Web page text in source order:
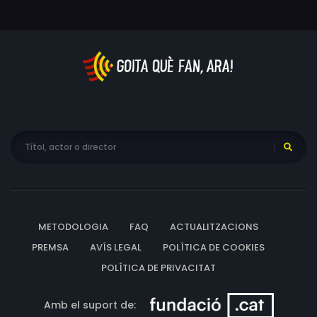
Montalier, Antoine Suarez-Pazos, Isabelle Côte Willems,
Emmanuel Dehaene, Vincent Pietton, Thomas Hochart,
Masiero, Affif Ben Badra, Clara Welzer, Lydie Bacoul,
Debreyne, Jack Claudany, Laura Masci, Hélène Pauchet,
Matthieu Deloux, Jean-Claude Hujeux, Jim Bachun,
Richard Rosefort, Mélissandre Fortumeau, Léo Hamy,
Sarah Abicht, Nina-Laura Auerbach, Alida Bergakker,
Georgiadi, Nathan Gombert, Edward Hookham, Jonatan
METODOLOGIA FAQ
ACTUALITZACIONS
PREMSA
AVÍS LEGAL
POLÍTICA DE COOKIES
POLÍTICA DE PRIVACITAT
Amb el suport de: